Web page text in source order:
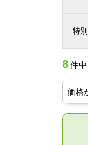
特
8 件